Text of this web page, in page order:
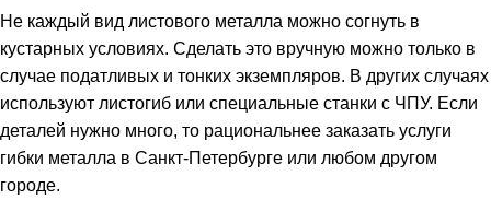
Не каждый вид листового металла можно согнуть в
кустарных условиях. Сделать это вручную можно только в
случае податливых и тонких экземпляров. В других случаях
используют листогиб или специальные станки с ЧПУ. Если
деталей нужно много, то рациональнее заказать услуги
гибки металла в Санкт-Петербурге или любом другом
городе.